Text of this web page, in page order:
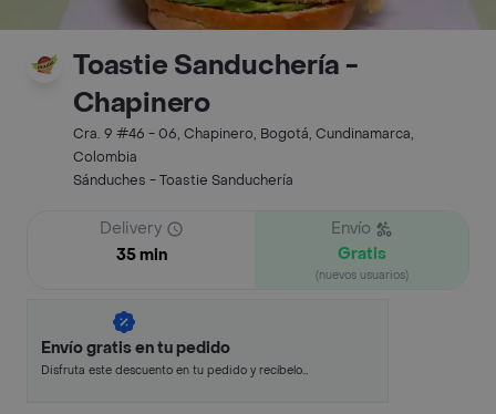
Toastie Sanduchería -
Chapinero
Cra. 9 #46 - 06, Chapinero, Bogotá, Cundinamarca,
Colombia
Sánduches - Toastie Sanduchería
Delivery
35 min
Envío
Gratis
(nuevos usuarios)
Envío gratis en tu pedido
Disfruta este descuento en tu pedido y recíbelo